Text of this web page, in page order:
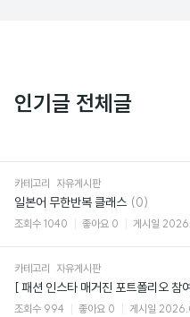
인기글 전체글
카테고리 자유게시판
일본어 무한반복 클래스 댓
글
(0)
조회수 1040 좋아요 0 게시일
카테고리 자유게시판
[ 패션 인스타 매거진 포트폴리오 참
조회수 994 좋아요 0 게시일